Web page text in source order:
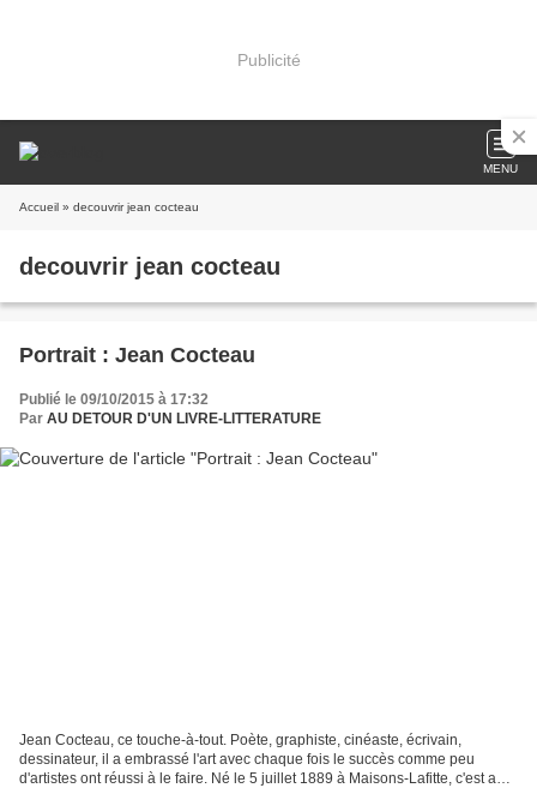
Publicité
MENU
Accueil » decouvrir jean cocteau
decouvrir jean cocteau
Portrait : Jean Cocteau
Publié le 09/10/2015 à 17:32
Par AU DETOUR D'UN LIVRE-LITTERATURE
Jean Cocteau, ce touche-à-tout. Poète, graphiste, cinéaste, écrivain,
dessinateur, il a embrassé l'art avec chaque fois le succès comme peu
d'artistes ont réussi à le faire. Né le 5 juillet 1889 à Maisons-Lafitte, c'est au